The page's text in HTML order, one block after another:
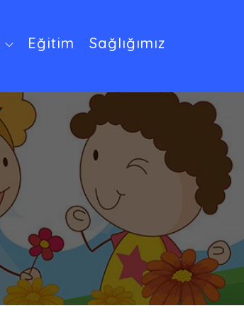
Eğitim Sağlığımız